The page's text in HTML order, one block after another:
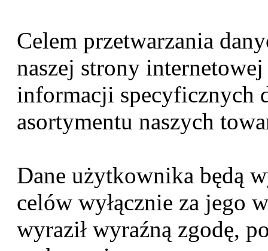
Celem przetwarzania
naszej strony
informacji specyficznych
asortymentu naszych
Dane użytkownika będą
celów wyłącznie za jego
wyraził wyraźną zgodę,